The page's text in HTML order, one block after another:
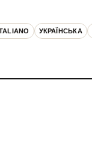
УКРАЇНСЬКА